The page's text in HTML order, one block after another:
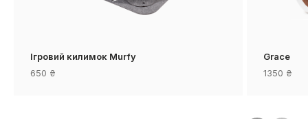
Ігровий килимок Murfy
650 ₴
Grace
1350 ₴